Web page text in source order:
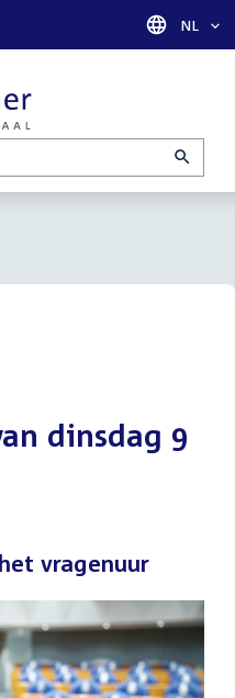
Taal
NL
dinsdag 9
vragenuur